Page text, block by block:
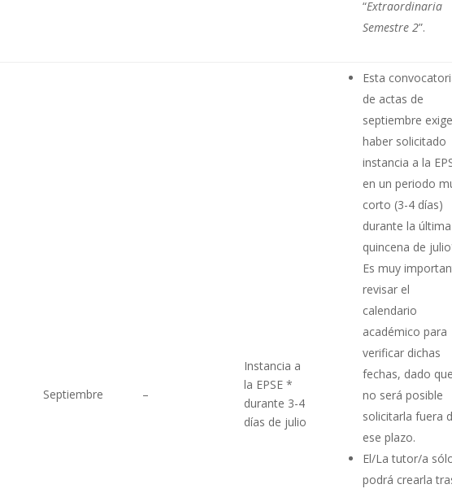
“Extraordinaria
Semestre 2”.
Septiembre –
Instancia a
la EPSE *
durante 3-4
días de julio
Esta
de actas de
septiembre
haber solicitado
instancia a la
en un periodo
corto (3-4 días)
durante la última
quincena de
Es muy
revisar el
calendario
académico para
verificar dichas
fechas, dado
no será posible
solicitarla fuera
ese plazo.
El/La tutor/a
podrá crearla